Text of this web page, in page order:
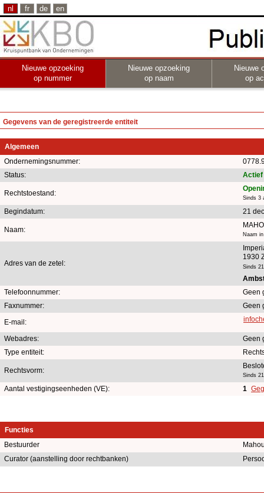
nl fr de en
Nieuwe opzoeking
op nummer
Nieuwe opzoeking
op naam
Nieuwe
op
Gegevens van de geregistreerde entiteit
Algemeen
Ondernemingsnummer:
Status:
Actief
Rechtstoestand:
Sinds 3
Begindatum: 21
Naam:
Naam
Adres van de zetel:
1930
Sinds
Telefoonnummer:
Geen
Faxnummer:
Geen
E-mail:
Webadres:
Geen
Type entiteit:
Rechtsvorm:
Sinds
Aantal vestigingseenheden (VE): 1
Functies
Bestuurder
Curator (aanstelling door rechtbanken)